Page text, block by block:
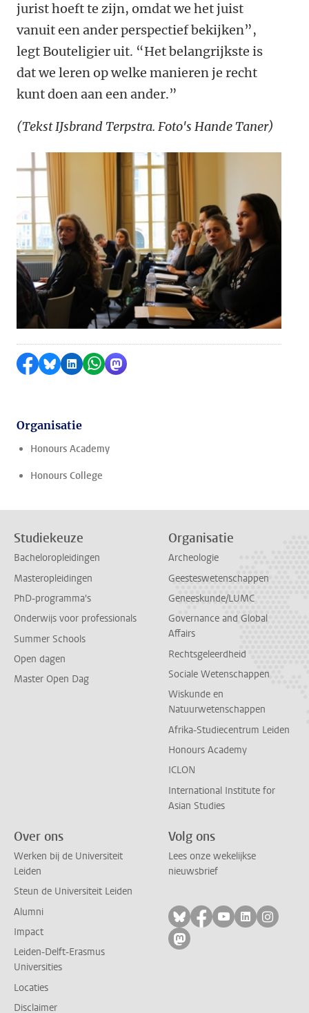
jurist hoeft te zijn, omdat we het juist
vanuit een ander perspectief bekijken”,
legt Bouteligier uit. “Het belangrijkste is
dat we leren op welke manieren je recht
kunt doen aan een ander.”
(Tekst IJsbrand Terpstra. Foto's Hande Taner)
Delen op Facebook
Delen via Bluesky
Delen op LinkedIn
Delen via WhatsApp
Delen via Mastodon
Organisatie
Honours Academy
Honours College
Studiekeuze
Bacheloropleidingen
Masteropleidingen
PhD-programma's
Onderwijs voor professionals
Summer Schools
Open dagen
Master Open Dag
Organisatie
Archeologie
Geesteswetenschappen
Geneeskunde/LUMC
Governance and Global
Affairs
Rechtsgeleerdheid
Sociale Wetenschappen
Wiskunde en
Natuurwetenschappen
Afrika-Studiecentrum Leiden
Honours Academy
ICLON
International Institute for
Asian Studies
Over ons
Werken bij de Universiteit
Leiden
Steun de Universiteit Leiden
Alumni
Impact
Leiden-Delft-Erasmus
Universities
Locaties
Disclaimer
Volg ons
Lees onze wekelijkse
nieuwsbrief
Volg ons op bluesky
Volg ons op
Volg ons op
Volg ons
Volg
Volg ons op mastodon